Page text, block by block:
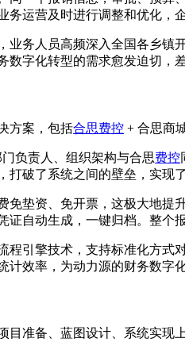
运营及时进行调整和优化，
务人员高频深入全国各乡
字化转型的需求愈发迫切，
方案，包括合思费控 + 合思商
负责人、组织架构与合思费控
破了系统之间的壁垒，实现
垫资、免开票，这极大地
自动生成，一键归档。整个
程引擎技术，支持标准化方
效率，为动力源的财务数
目准备、蓝图设计、系统实